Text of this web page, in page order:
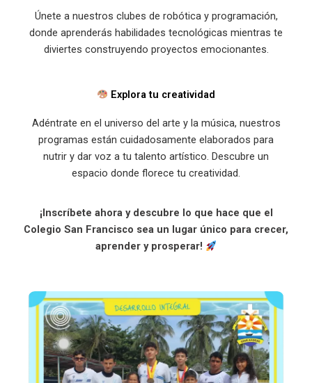
Únete a nuestros clubes de robótica y programación,
donde aprenderás habilidades tecnológicas mientras te
diviertes construyendo proyectos emocionantes.
Explora tu creatividad
Adéntrate en el universo del arte y la música, nuestros
programas están cuidadosamente elaborados para
nutrir y dar voz a tu talento artístico. Descubre un
espacio donde florece tu creatividad.
¡Inscríbete ahora y descubre lo que hace que el
Colegio San Francisco sea un lugar único para crecer,
aprender y prosperar!